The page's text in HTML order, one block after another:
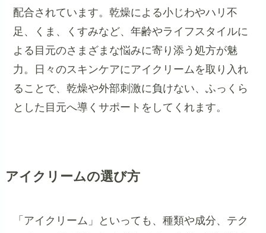
配合されています。乾燥による小じわやハリ不
足、くま、くすみなど、年齢やライフスタイルに
よる目元のさまざまな悩みに寄り添う処方が魅
力。日々のスキンケアにアイクリームを取り入れ
ることで、乾燥や外部刺激に負けない、ふっくら
とした目元へ導くサポートをしてくれます。
アイクリームの選び方
「アイクリーム」といっても、種類や成分、テク